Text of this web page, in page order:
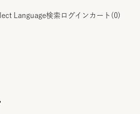
Language検索 ログイン カート( 0)